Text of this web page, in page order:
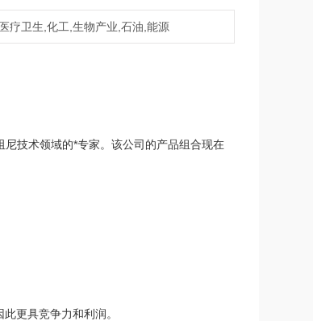
医疗卫生,化工,生物产业,石油,能源
技术领域的*专家。该公司的产品组合现在
更具竞争力和利润。